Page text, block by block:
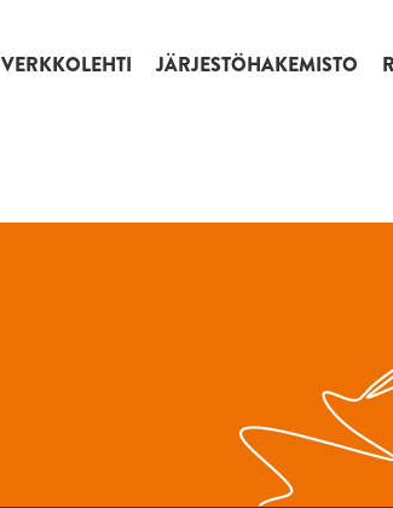
VERKKOLEHTI JÄRJESTÖHAKEMISTO